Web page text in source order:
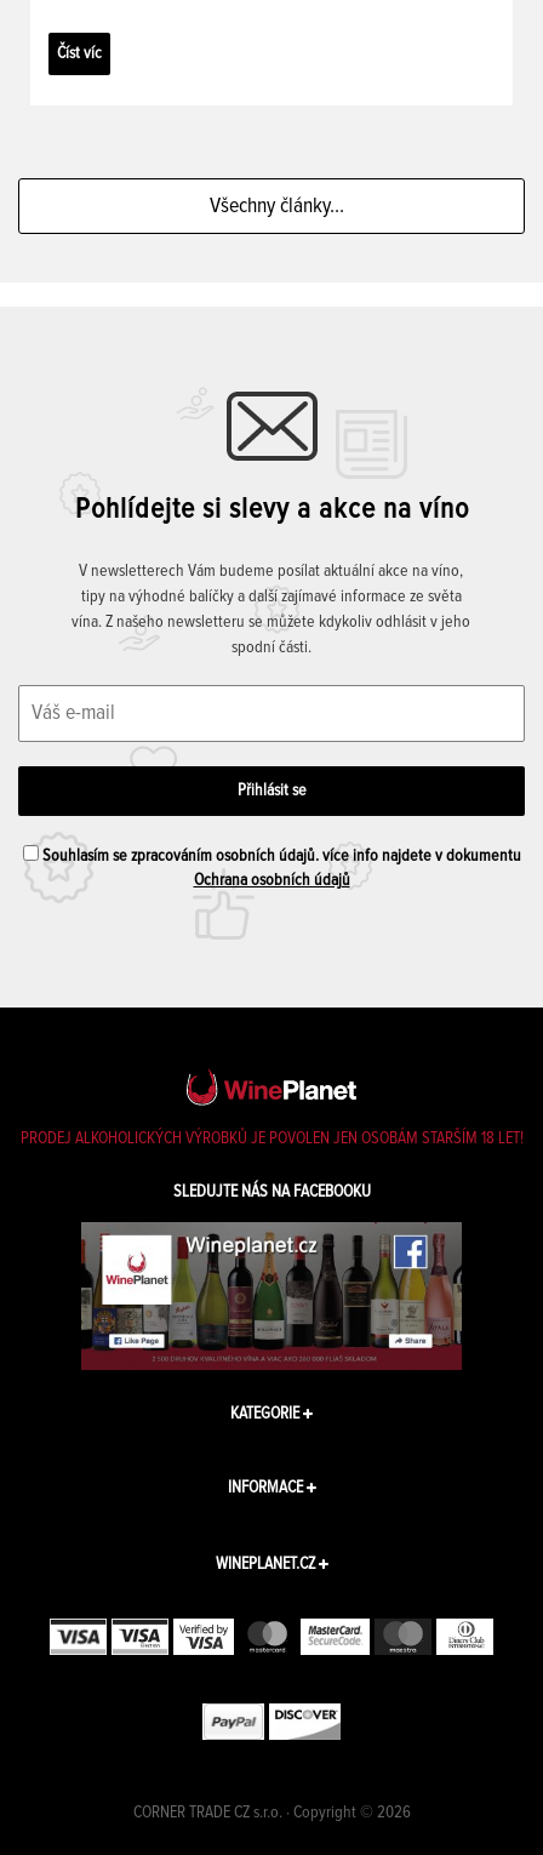
Číst víc
Všechny články...
Pohlídejte si slevy a akce na víno
V newsletterech Vám budeme posílat aktuální akce na víno,
tipy na výhodné balíčky a další zajímavé informace ze světa
vína. Z našeho newsletteru se můžete kdykoliv odhlásit v jeho
spodní části.
Souhlasím se zpracováním osobních údajů. více info najdete v dokumentu
Ochrana osobních údajů
PRODEJ ALKOHOLICKÝCH VÝROBKŮ JE POVOLEN JEN OSOBÁM STARŠÍM 18 LET!
SLEDUJTE NÁS NA FACEBOOKU
KATEGORIE
INFORMACE
WINEPLANET.CZ
CORNER TRADE CZ s.r.o. · Copyright © 2026